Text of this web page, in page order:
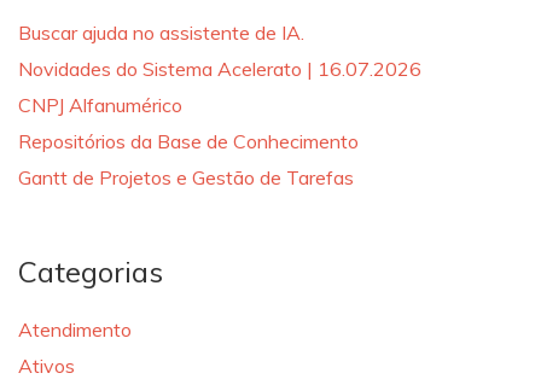
Buscar ajuda no assistente de IA.
Novidades do Sistema Acelerato | 16.07.2026
CNPJ Alfanumérico
Repositórios da Base de Conhecimento
Gantt de Projetos e Gestão de Tarefas
Categorias
Atendimento
Ativos